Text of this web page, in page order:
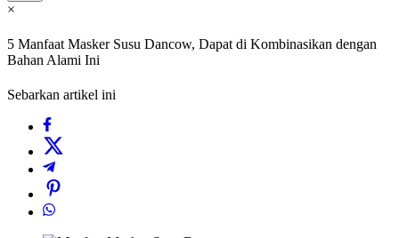
×
5 Manfaat Masker Susu Dancow, Dapat di Kombinasikan dengan
Bahan Alami Ini
Sebarkan artikel ini